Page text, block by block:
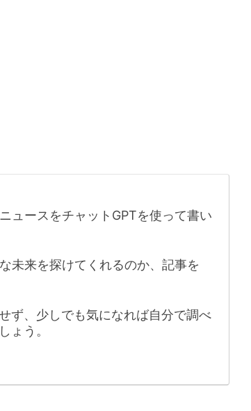
ュースをチャットGPTを使って書い
未来を探けてくれるのか、記事を
ず、少しでも気になれば自分で調べ
ょう。